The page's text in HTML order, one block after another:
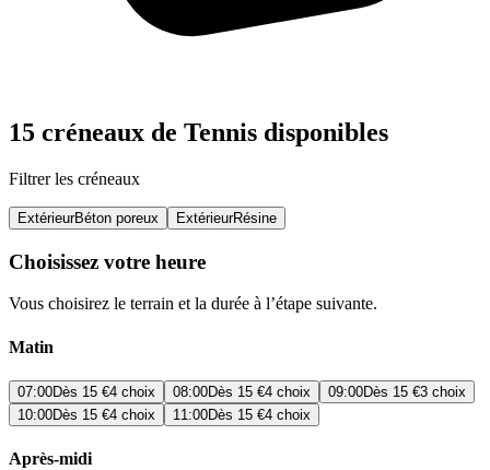
15 créneaux de Tennis disponibles
Filtrer les créneaux
ExtérieurBéton poreux ExtérieurRésine
Choisissez votre heure
Vous choisirez le terrain et la durée à l’étape suivante.
Matin
07:00Dès 15 €4 choix 08:00Dès 15 €4 choix 09:00Dès 15 €3 choix
10:00Dès 15 €4 choix 11:00Dès 15 €4 choix
Après-midi